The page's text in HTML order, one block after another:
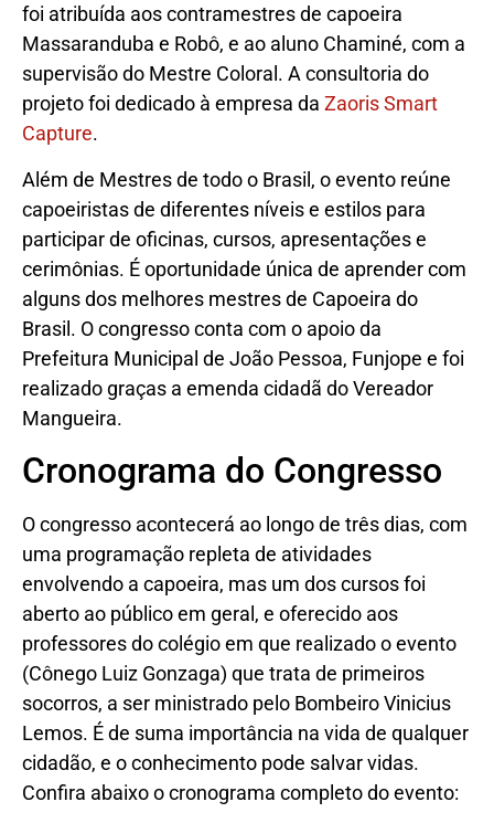
foi atribuída aos contramestres de capoeira
Massaranduba e Robô, e ao aluno Chaminé, com a
supervisão do Mestre Coloral. A consultoria do
projeto foi dedicado à empresa da Zaoris Smart
Capture.
Além de Mestres de todo o Brasil, o evento reúne
capoeiristas de diferentes níveis e estilos para
participar de oficinas, cursos, apresentações e
cerimônias. É oportunidade única de aprender com
alguns dos melhores mestres de Capoeira do
Brasil. O congresso conta com o apoio da
Prefeitura Municipal de João Pessoa, Funjope e foi
realizado graças a emenda cidadã do Vereador
Mangueira.
Cronograma do Congresso
O congresso acontecerá ao longo de três dias, com
uma programação repleta de atividades
envolvendo a capoeira, mas um dos cursos foi
aberto ao público em geral, e oferecido aos
professores do colégio em que realizado o evento
(Cônego Luiz Gonzaga) que trata de primeiros
socorros, a ser ministrado pelo Bombeiro Vinicius
Lemos. É de suma importância na vida de qualquer
cidadão, e o conhecimento pode salvar vidas.
Confira abaixo o cronograma completo do evento: